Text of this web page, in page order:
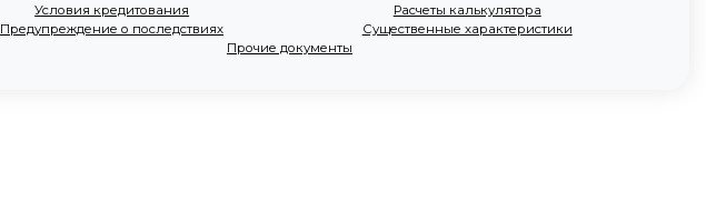
Условия кредитования
Расчеты калькулятора
Предупреждение о последствиях
Существенные характеристики
Прочие документы